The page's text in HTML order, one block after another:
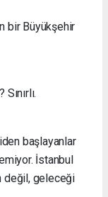
bir Büyükşehir
başlayanlar
İstanbul
değil, geleceği